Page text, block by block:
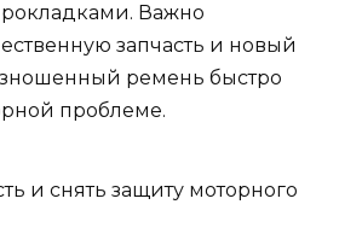
Важно
запчасть и новый
ремень быстро
проблеме.
и снять защиту моторного